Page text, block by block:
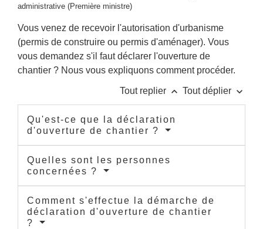
administrative (Première ministre)
Vous venez de recevoir l'autorisation d'urbanisme
(permis de construire ou permis d'aménager). Vous
vous demandez s'il faut déclarer l'ouverture de
chantier ? Nous vous expliquons comment procéder.
Tout replier keyboard_arrow_up Tout déplier keyboard_arrow_down
Qu'est-ce que la déclaration
d'ouverture de chantier ?
Quelles sont les personnes
concernées ?
Comment s'effectue la démarche de
déclaration d'ouverture de chantier
?